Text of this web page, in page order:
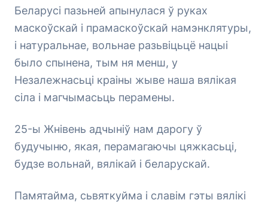
Беларусі пазьней апынулася ў руках
маскоўскай і прамаскоўскай намэнклятуры,
і натуральнае, вольнае разьвіцьцё нацыі
было спынена, тым ня менш, у
Незалежнасьці краіны жыве наша вялікая
сіла і магчымасьць перамены.
25-ы Жнівень адчыніў нам дарогу ў
будучыню, якая, перамагаючы цяжкасьці,
будзе вольнай, вялікай і беларускай.
Памятайма, сьвяткуйма і славім гэты вялікі